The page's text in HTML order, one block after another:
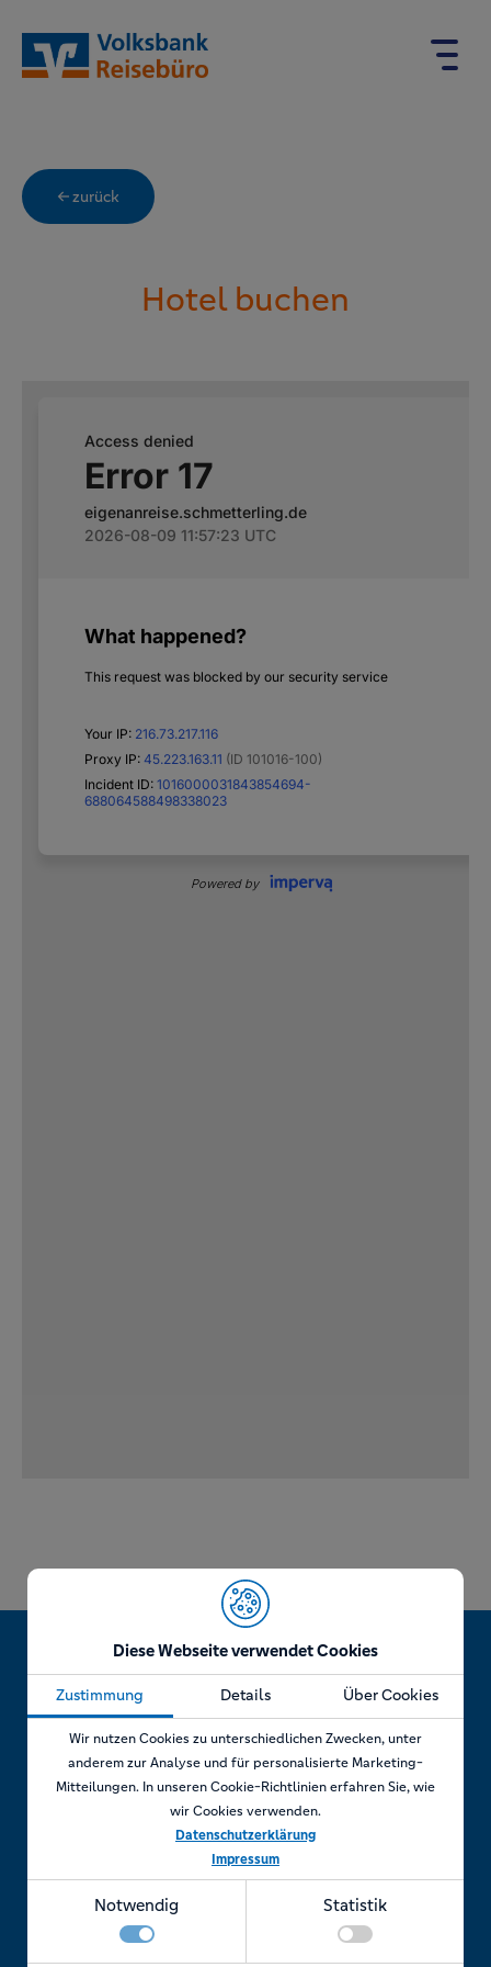
Diese Webseite verwendet Cookies
Zustimmung Details Über Cookies
Wir nutzen Cookies zu unterschiedlichen Zwecken, unter
anderem zur Analyse und für personalisierte Marketing-
Mitteilungen. In unseren Cookie-Richtlinien erfahren Sie, wie
wir Cookies verwenden.
Datenschutzerklärung
Impressum
Notwendig Statistik
← zurück
Hotel buchen
Jetzt Termin vereinbaren!
Telefonisch
+49 7841 69 11880